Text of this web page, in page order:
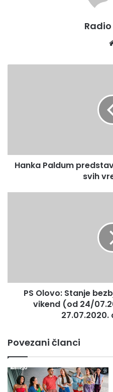
Hanka Paldum
svih
(od
24/07.2020.od
do
7:00
sati)
PS Olovo: Stanje
vikend (od 24/
Povezani članci